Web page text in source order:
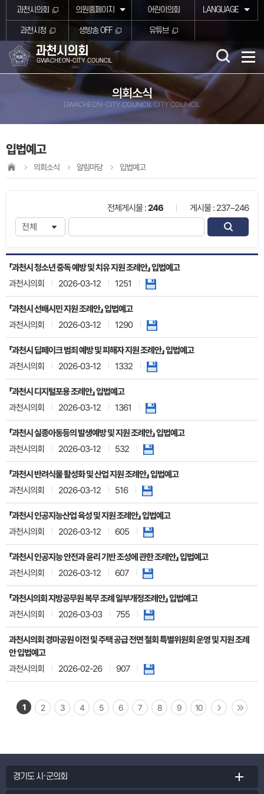
본문바로가기
과천시의회 의원홈페이지 어린이의회 LANGUAGE
과천시청 생방송 OFF 유튜브
과천시의회
GWACHEON-CITY COUNCIL
의회소식
GWACHEON-CITY COUNCIL CITY COUNCIL
입법예고
의회소식 알림마당 입법예고
전체게시물 :246 게시물 : 237~246
「과천시 청소년 중독 예방 및 치유 지원 조례안」 입법예고
과천시의회
2026-03-12 1251
「과천시 선배시민 지원 조례안」 입법예고
과천시의회
2026-03-12 1290
「과천시 딥페이크 범죄 예방 및 피해자 지원 조례안」 입법예고
과천시의회
2026-03-12 1332
「과천시 디지털포용 조례안」 입법예고
과천시의회
2026-03-12 1361
「과천시 실종아동등의 발생예방 및 지원 조례안」 입법예고
과천시의회
2026-03-12 532
「과천시 반려식물 활성화 및 산업 지원 조례안」 입법예고
과천시의회
2026-03-12 516
「과천시 인공지능산업 육성 및 지원 조례안」 입법예고
과천시의회
2026-03-12 605
「과천시 인공지능 안전과 윤리 기반 조성에 관한 조례안」 입법예고
과천시의회
2026-03-12 607
「과천시의회 지방공무원 복무 조례 일부개정조례안」 입법예고
과천시의회
2026-03-03 755
과천시의회 경마공원 이전 및 주택 공급 전면 철회 특별위원회 운영 및 지원 조례
안 입법예고
과천시의회
2026-02-26 907
1 2 3 4 5 6 7 8 9 10
경기도 시·군의회